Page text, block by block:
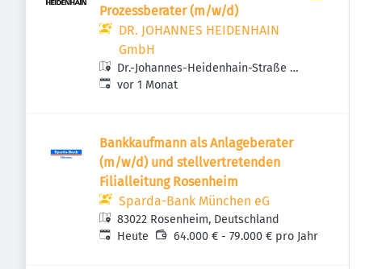
Prozessberater (m/w/d)
DR. JOHANNES HEIDENHAIN
GmbH
Dr.-Johannes-Heidenhain-Straße 5,
83301 Traunreut, Deutschland
Veröffentlicht:
vor 1 Monat
Bankkaufmann als Anlageberater
(m/w/d) und stellvertretenden
Filialleitung Rosenheim
Sparda-Bank München eG
83022 Rosenheim, Deutschland
Veröffentlicht
Heute 64.000 € - 79.000 € pro Jahr